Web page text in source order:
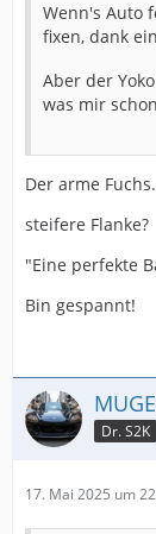
Wenn's Auto
fixen, dank
Aber der
was mir
Der arme
steifere Flanke?
"Eine perfekte
Bin gespannt!
Dr. S2K
17. Mai 2025 um